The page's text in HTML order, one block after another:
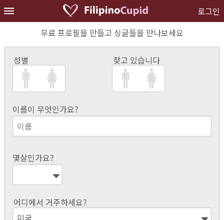
로그인
무료 프로필을 만들고 싱글들을 만나보세요
성별 찾고 있습니다
이름이 무엇인가요?
몇살인가요?
어디에서 거주하세요?